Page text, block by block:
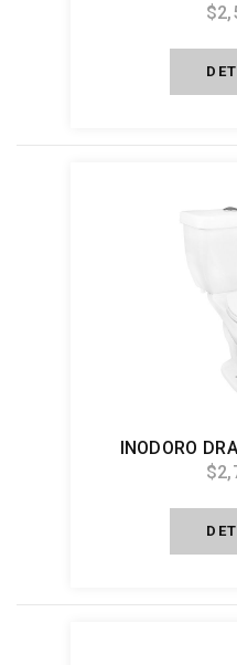
INODORO